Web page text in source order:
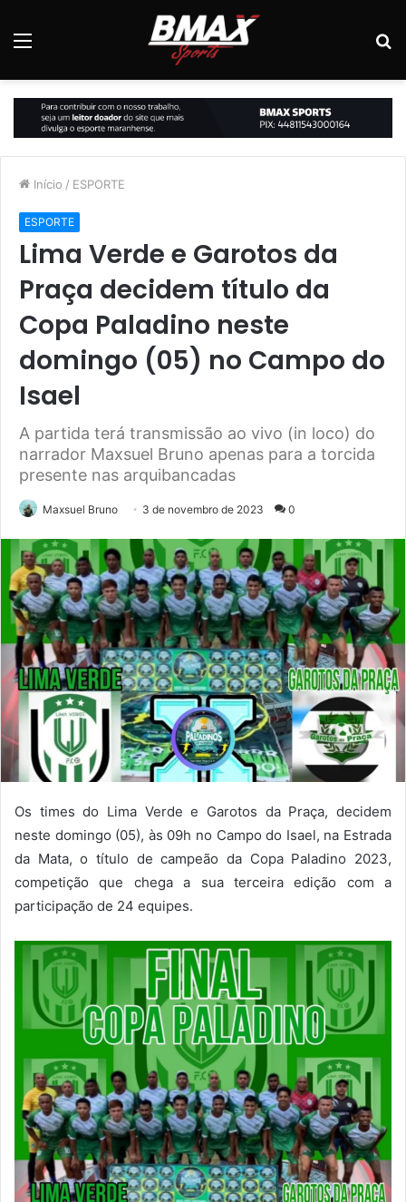
Início / ESPORTE
ESPORTE
Lima Verde e Garotos da
Praça decidem título da
Copa Paladino neste
domingo (05) no Campo do
Isael
A partida terá transmissão ao vivo (in loco) do
narrador Maxsuel Bruno apenas para a torcida
presente nas arquibancadas
Maxsuel Bruno 3 de novembro de 2023 0
Os times do Lima Verde e Garotos da Praça, decidem
neste domingo (05), às 09h no Campo do Isael, na Estrada
da Mata, o título de campeão da Copa Paladino 2023,
competição que chega a sua terceira edição com a
participação de 24 equipes.